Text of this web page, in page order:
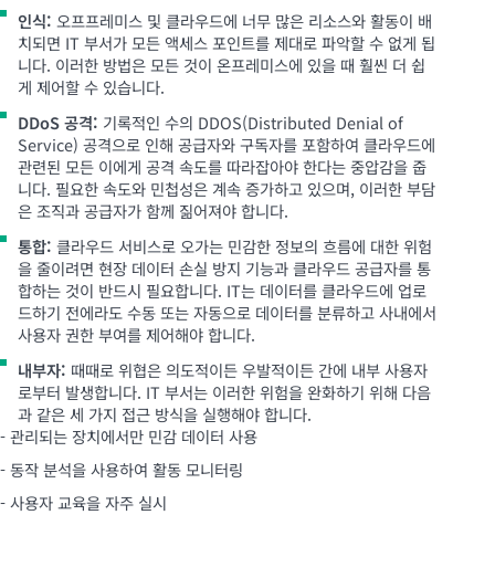
인식: 오프프레미스 및 클라우드에 너무 많은 리소스와 활동이 배
치되면 IT 부서가 모든 액세스 포인트를 제대로 파악할 수 없게 됩
니다. 이러한 방법은 모든 것이 온프레미스에 있을 때 훨씬 더 쉽
게 제어할 수 있습니다.
DDoS 공격: 기록적인 수의 DDOS(Distributed Denial of
Service) 공격으로 인해 공급자와 구독자를 포함하여 클라우드에
관련된 모든 이에게 공격 속도를 따라잡아야 한다는 중압감을 줍
니다. 필요한 속도와 민첩성은 계속 증가하고 있으며, 이러한 부담
은 조직과 공급자가 함께 짊어져야 합니다.
통합: 클라우드 서비스로 오가는 민감한 정보의 흐름에 대한 위험
을 줄이려면 현장 데이터 손실 방지 기능과 클라우드 공급자를 통
합하는 것이 반드시 필요합니다. IT는 데이터를 클라우드에 업로
드하기 전에라도 수동 또는 자동으로 데이터를 분류하고 사내에서
사용자 권한 부여를 제어해야 합니다.
내부자: 때때로 위협은 의도적이든 우발적이든 간에 내부 사용자
로부터 발생합니다. IT 부서는 이러한 위험을 완화하기 위해 다음
과 같은 세 가지 접근 방식을 실행해야 합니다.
- 관리되는 장치에서만 민감 데이터 사용
- 동작 분석을 사용하여 활동 모니터링
- 사용자 교육을 자주 실시